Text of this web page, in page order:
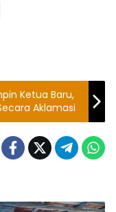
Ketua Baru,
Aklamasi